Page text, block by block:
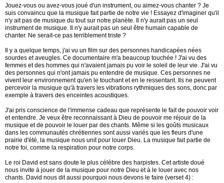
Jouez-vous ou avez-vous joué d'un instrument, ou aimez-vous chanter ? Je
suis convaincu que la musique fait partie de notre vie ! Essayez d'imaginer qu'il
n'y ait pas de musique du tout sur notre planète. Il n'y aurait pas un seul
instrument de musique. Il n'y aurait pas un seul être humain capable de
chanter. Ne serait-ce pas terriblement triste ?
Il y a quelque temps, j'ai vu un film sur des personnes handicapées nées
sourdes et aveugles. Ce documentaire m'a beaucoup touchée ! J'ai vu des
femmes et des hommes qui n'avaient jamais pu voir le soleil de leur vie. J'ai vu
des personnes qui n'ont jamais pu entendre de musique. Ces personnes ne
vivent leur environnement qu'en le touchant et en le ressentant. Ils ne peuvent
percevoir la musique qu'à travers les vibrations rythmiques des sons, donc par
exemple à travers des enceintes acoustiques.
J'ai pris conscience de l'immense cadeau que représente le fait de pouvoir voir
et entendre. Je veux être reconnaissant à Dieu de pouvoir me réjouir de la
musique et de pouvoir le louer par des chants. Même si les goûts musicaux
dans les communautés chrétiennes sont aussi variés que les fleurs d'une
prairie d'été, la musique nous unit pour louer Dieu. La musique fait partie de
notre foi, comme la respiration pour notre corps.
Le roi David est sans doute le plus célèbre des harpistes. Cet artiste doué
nous invite à jouer de la musique pour notre Dieu et à le louer avec nos
chants. David nous dit aussi pourquoi nous devons le faire (verset 4) :